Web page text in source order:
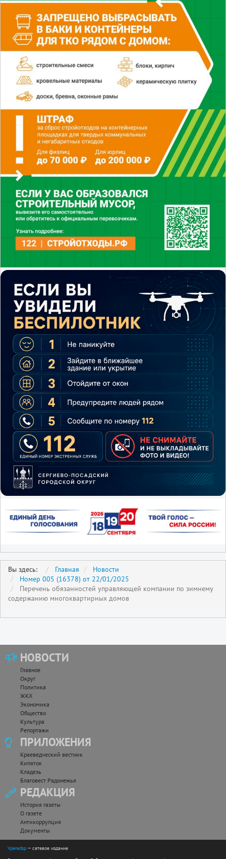
Вы здесь: Главная
Новости
Номер 005 (16378) от 22/01/2025
Перечень обязанностей управляющей компании по зимнему
содержанию многоквартирных домов
НОВОСТИ
Главное
Округ
Политика
ЖКХ
Экономика
Общество
Культура
Репортажи
ПРИЛОЖЕНИЯ
Краеведческий вестник
Кипяток
Кладезь
Благовест Радонежья
РЕДАКЦИЯ
История газеты
О газете
Антикоррупция
Документы
Vperedsp — сетевое издание